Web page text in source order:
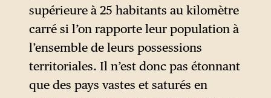
supérieure à 25 habitants au kilomètre
carré si l’on rapporte leur population à
l’ensemble de leurs possessions
territoriales. Il n’est donc pas étonnant
que des pays vastes et saturés en